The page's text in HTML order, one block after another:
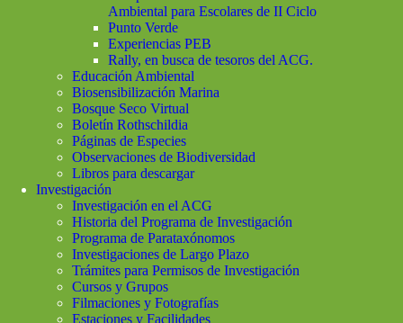
Ambiental para Escolares de II Ciclo
Punto Verde
Experiencias PEB
Rally, en busca de tesoros del ACG.
Educación Ambiental
Biosensibilización Marina
Bosque Seco Virtual
Boletín Rothschildia
Páginas de Especies
Observaciones de Biodiversidad
Libros para descargar
Investigación
Investigación en el ACG
Historia del Programa de Investigación
Programa de Parataxónomos
Investigaciones de Largo Plazo
Trámites para Permisos de Investigación
Cursos y Grupos
Filmaciones y Fotografías
Estaciones y Facilidades